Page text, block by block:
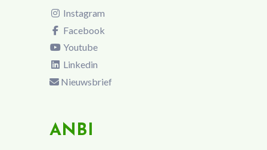
Instagram
Facebook
Youtube
Linkedin
Nieuwsbrief
ANBI